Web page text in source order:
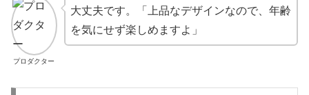
プロダクター
大丈夫です。「上品なデザインなので、年齢
を気にせず楽しめますよ」